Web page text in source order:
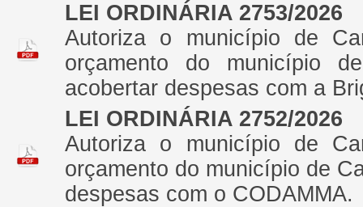
LEI ORDINÁRIA 2753/2026
Autoriza o município de
orçamento do município
acobertar despesas com a
LEI ORDINÁRIA 2752/2026
Autoriza o município de
orçamento do município de
despesas com o CODAMMA.